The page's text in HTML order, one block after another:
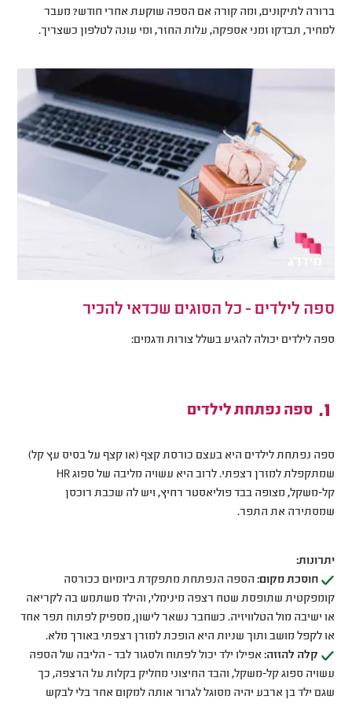
ברורה לתיקונים, ומה קורה אם הספה שוקעת אחרי חודש? מעבר
למחיר, תבדקו זמני אספקה, עלות החזר, ומי עונה לטלפון כשצריך.
ספה לילדים - כל הסוגים שכדאי להכיר
ספה לילדים יכולה להגיע בשלל צורות ודגמים:
ספה נפתחת לילדים
ספה נפתחת לילדים היא בעצם כורסת קצף (או קצף על בסיס עץ קל)
שמתקפלת למזרן רצפתי. לרוב היא עשויה מליבה של ספוג HR
קל-משקל, מצופה בבד פוליאסטר רחיץ, ויש לה שכבת רוכסן
שמסתירה את התפר.
יתרונות:
חוסכת מקום: הספה הנפתחת מתפקדת ביומיום ככורסה
קומפקטית שתופסת שטח רצפה מינימלי, והילד משתמש בה לקריאה
או ישיבה מול הטלוויזיה. כשחבר נשאר לישון, מספיק לפתוח תפר אחד
או לקפל מושב ותוך שניות היא הופכת למזרן רצפתי באורך מלא.
קלה להזזה: אפילו ילד יכול לפתוח ולסגור לבד - הליבה של הספה
עשויה ספוג קל-משקל, והבד החיצוני מחליק בקלות על הרצפה, כך
שגם ילד בן ארבע יהיה מסוגל לגרור אותה למקום אחר בלי לבקש